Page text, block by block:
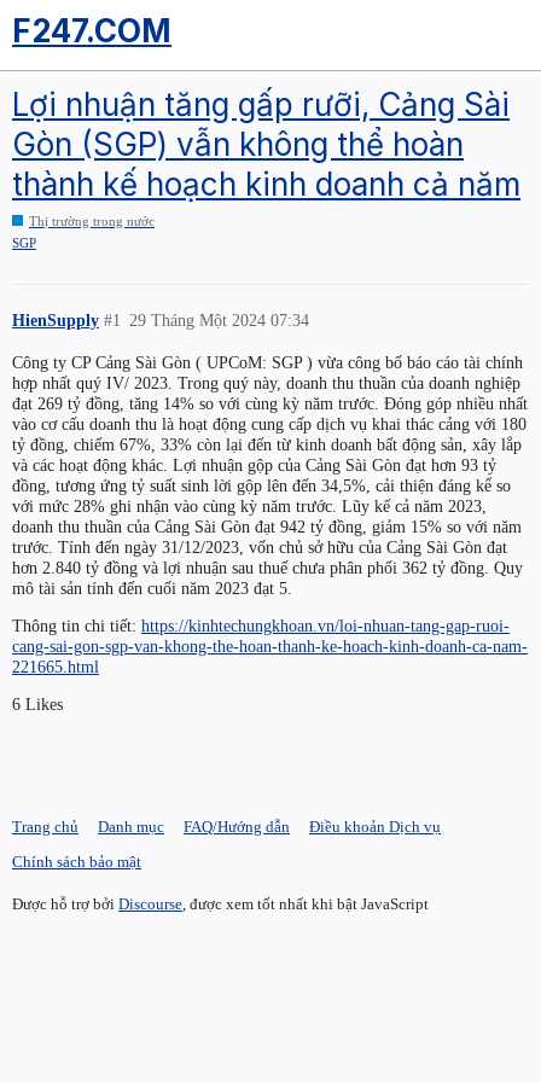
F247.COM
Lợi nhuận tăng gấp rưỡi, Cảng Sài
Gòn (SGP) vẫn không thể hoàn
thành kế hoạch kinh doanh cả năm
Thị trường trong nước
SGP
HienSupply 29 Tháng Một 2024 07:34
#1
Công ty CP Cảng Sài Gòn ( UPCoM: SGP ) vừa công bố báo cáo tài chính
hợp nhất quý IV/ 2023. Trong quý này, doanh thu thuần của doanh nghiệp
đạt 269 tỷ đồng, tăng 14% so với cùng kỳ năm trước. Đóng góp nhiều nhất
vào cơ cấu doanh thu là hoạt động cung cấp dịch vụ khai thác cảng với 180
tỷ đồng, chiếm 67%, 33% còn lại đến từ kinh doanh bất động sản, xây lắp
và các hoạt động khác. Lợi nhuận gộp của Cảng Sài Gòn đạt hơn 93 tỷ
đồng, tương ứng tỷ suất sinh lời gộp lên đến 34,5%, cải thiện đáng kể so
với mức 28% ghi nhận vào cùng kỳ năm trước. Lũy kế cả năm 2023,
doanh thu thuần của Cảng Sài Gòn đạt 942 tỷ đồng, giảm 15% so với năm
trước. Tính đến ngày 31/12/2023, vốn chủ sở hữu của Cảng Sài Gòn đạt
hơn 2.840 tỷ đồng và lợi nhuận sau thuế chưa phân phối 362 tỷ đồng. Quy
mô tài sản tính đến cuối năm 2023 đạt 5.
Thông tin chi tiết: https://kinhtechungkhoan.vn/loi-nhuan-tang-gap-ruoi-
cang-sai-gon-sgp-van-khong-the-hoan-thanh-ke-hoach-kinh-doanh-ca-nam-
221665.html
6 Likes
Trang chủ Danh mục FAQ/Hướng dẫn
Điều khoản Dịch vụ
Chính sách bảo mật
Được hỗ trợ bởi Discourse, được xem tốt nhất khi bật JavaScript